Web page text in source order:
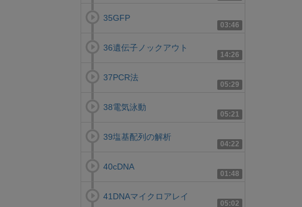
03:46
35GFP
14:26
36遺伝子ノックアウト
05:29
37PCR法
05:21
38電気泳動
04:22
39塩基配列の解析
01:48
40cDNA
05:02
41DNAマイクロアレイ